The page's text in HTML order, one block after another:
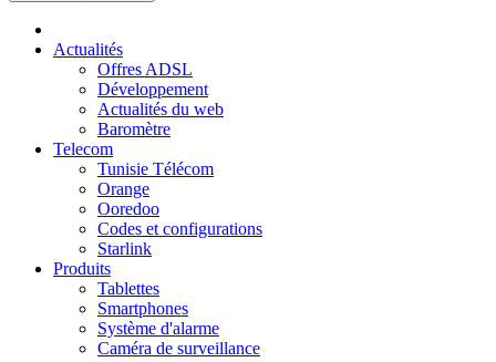
Actualités
Offres ADSL
Développement
Actualités du web
Baromètre
Telecom
Tunisie Télécom
Orange
Ooredoo
Codes et configurations
Starlink
Produits
Tablettes
Smartphones
Système d'alarme
Caméra de surveillance